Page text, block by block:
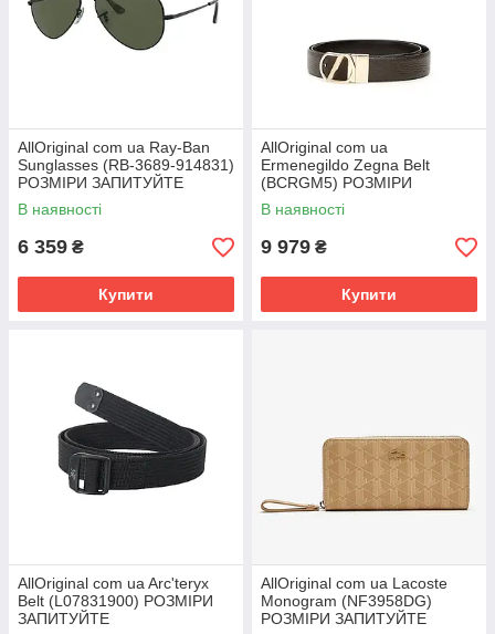
AllOriginal com ua Ray-Ban
Sunglasses (RB-3689-914831)
РОЗМІРИ ЗАПИТУЙТЕ
В наявності
6 359 ₴
Купити
AllOriginal com ua
Ermenegildo Zegna Belt
(BCRGM5) РОЗМІРИ
ЗАПИТУЙТЕ
В наявності
9 979 ₴
Купити
AllOriginal com ua Arc'teryx
Belt (L07831900) РОЗМІРИ
ЗАПИТУЙТЕ
AllOriginal com ua Lacoste
Monogram (NF3958DG)
РОЗМІРИ ЗАПИТУЙТЕ